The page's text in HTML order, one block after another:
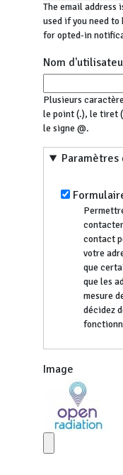
The email address
used if you need
for opted-in
Nom
Plusieurs
le point (.), le tiret
le signe @.
contact
votre
que
que les
mesure
décidez
Image